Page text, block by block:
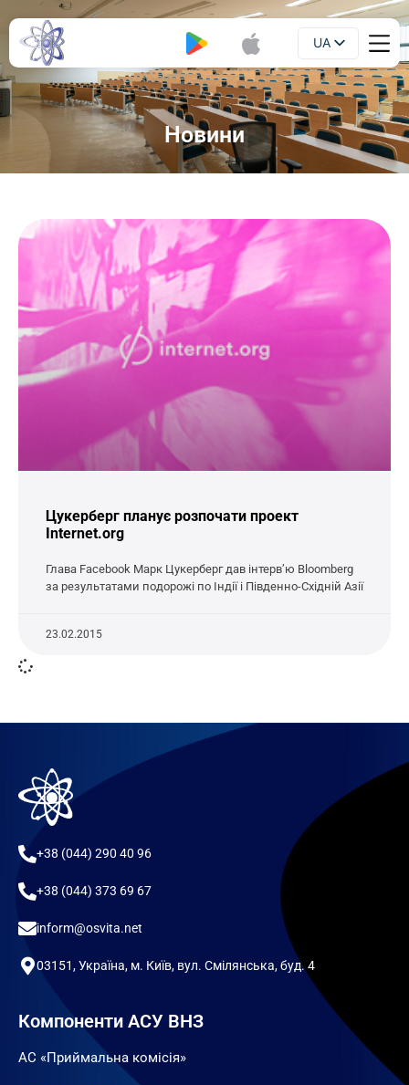
UA
EN
Новини
Цукерберг планує розпочати проект
Internet.org
Глава Facebook Марк Цукерберг дав інтерв’ю Bloomberg
за результатами подорожі по Індії і Південно-Східній Азії
23.02.2015
+38 (044) 290 40 96
+38 (044) 373 69 67
inform@osvita.net
03151, Україна, м. Київ, вул. Смілянська, буд. 4
Компоненти АСУ ВНЗ
АС «Приймальна комісія»